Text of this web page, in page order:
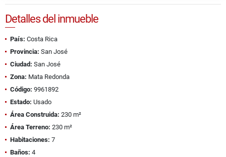
Detalles del inmueble
País: Costa Rica
Provincia: San José
Ciudad: San José
Zona: Mata Redonda
Código: 9961892
Estado: Usado
Área Construida: 230 m²
Área Terreno: 230 m²
Habitaciones: 7
Baños: 4